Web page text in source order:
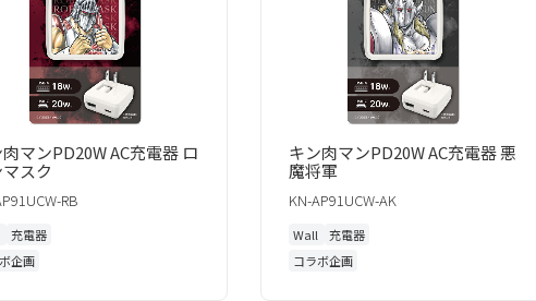
マンPD20W AC充電器 ロ
マスク
RB
充電器
企画
キン肉マンPD20W AC充電器 悪
魔将軍
KN-AP91UCW-AK
Wall
充電器
コラボ企画